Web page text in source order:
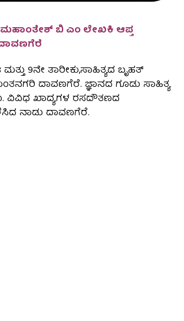
ಬಿ ಎಂ ಲೇಖಕಿ ಆಪ್ತ
9ನೇ ತಾರೀಕು,ಸಾಹಿತ್ಯದ ಬೃಹತ್
ದಾವಣಗೆರೆ. ಜ್ಞಾನದ ಗೂಡು ಸಾಹಿತ್ಯ
ವಿವಿಧ ಖಾದ್ಯಗಳ ರಸದೌತಣದ
ನಾಡು ದಾವಣಗೆರೆ.